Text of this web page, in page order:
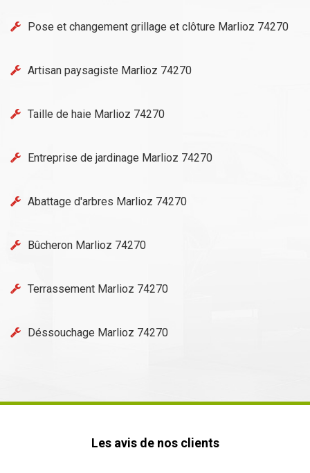
Pose et changement grillage et clôture Marlioz 74270
Artisan paysagiste Marlioz 74270
Taille de haie Marlioz 74270
Entreprise de jardinage Marlioz 74270
Abattage d'arbres Marlioz 74270
Bûcheron Marlioz 74270
Terrassement Marlioz 74270
Déssouchage Marlioz 74270
Les avis de nos clients